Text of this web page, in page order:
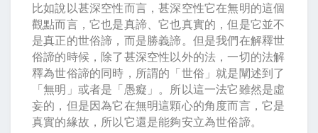
比如說以甚深空性而言，甚深空性它在無明的這個
觀點而言，它也是真諦、它也真實的，但是它並不
是真正的世俗諦，而是勝義諦。但是我們在解釋世
俗諦的時候，除了甚深空性以外的法，一切的法解
釋為世俗諦的同時，所謂的「世俗」就是闡述到了
「無明」或者是「愚癡」。所以這一法它雖然是虛
妄的，但是因為它在無明這顆心的角度而言，它是
真實的緣故，所以它還是能夠安立為世俗諦。